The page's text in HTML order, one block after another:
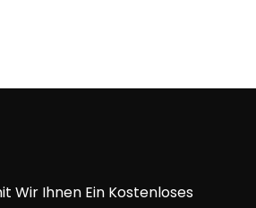
Wir Ihnen Ein Kostenloses